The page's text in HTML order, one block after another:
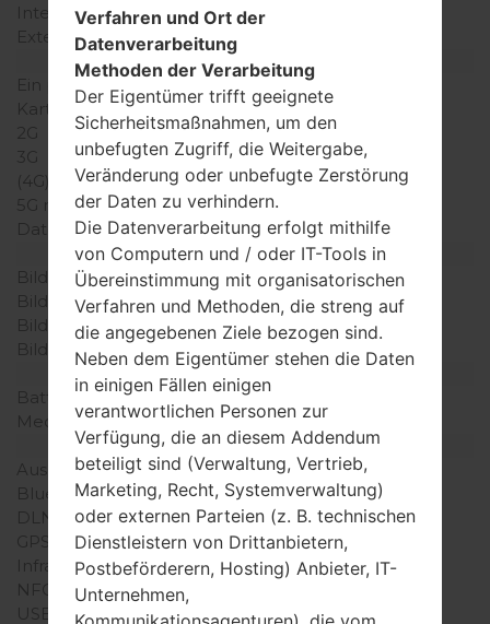
Interner Speicher
-
Externer Speicher
Netzwerk und Daten
Ein paar Plätze für SIM-
Karten
2G
-
3G
-
(4G) LTE
-
5G network
-
Daten
-
Anzeige
Bildschirmgröße
-
Bildschirmtyp
-
Bildschirmerweiterung
-
Bildschirmfarben
Batterie und Tastatur
Batteriekapazität
-
Mechanische Tastatur
-
Interfaces
Ausgabe für Audio
-
Bluetooth
-
DLNA
-
GPS
-
Infrarotanschluss
-
NFC
USB
-
Verfahren und Ort der
Datenverarbeitung
Methoden der Verarbeitung
Der Eigentümer trifft geeignete
Sicherheitsmaßnahmen, um den
unbefugten Zugriff, die Weitergabe,
Veränderung oder unbefugte Zerstörung
der Daten zu verhindern.
Die Datenverarbeitung erfolgt mithilfe
von Computern und / oder IT-Tools in
Übereinstimmung mit organisatorischen
Verfahren und Methoden, die streng auf
die angegebenen Ziele bezogen sind.
Neben dem Eigentümer stehen die Daten
in einigen Fällen einigen
verantwortlichen Personen zur
Verfügung, die an diesem Addendum
beteiligt sind (Verwaltung, Vertrieb,
Marketing, Recht, Systemverwaltung)
oder externen Parteien (z. B. technischen
Dienstleistern von Drittanbietern,
Postbeförderern, Hosting) Anbieter, IT-
Unternehmen,